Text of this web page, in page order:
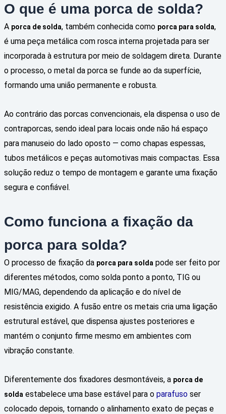
O que é uma porca de solda?
A porca de solda, também conhecida como porca para solda,
é uma peça metálica com rosca interna projetada para ser
incorporada à estrutura por meio de soldagem direta. Durante
o processo, o metal da porca se funde ao da superfície,
formando uma união permanente e robusta.
Ao contrário das porcas convencionais, ela dispensa o uso de
contraporcas, sendo ideal para locais onde não há espaço
para manuseio do lado oposto — como chapas espessas,
tubos metálicos e peças automotivas mais compactas. Essa
solução reduz o tempo de montagem e garante uma fixação
segura e confiável.
Como funciona a fixação da
porca para solda?
O processo de fixação da porca para solda pode ser feito por
diferentes métodos, como solda ponto a ponto, TIG ou
MIG/MAG, dependendo da aplicação e do nível de
resistência exigido. A fusão entre os metais cria uma ligação
estrutural estável, que dispensa ajustes posteriores e
mantém o conjunto firme mesmo em ambientes com
vibração constante.
Diferentemente dos fixadores desmontáveis, a porca de
solda estabelece uma base estável para oparafuso ser
colocado depois, tornando o alinhamento exato de peças e